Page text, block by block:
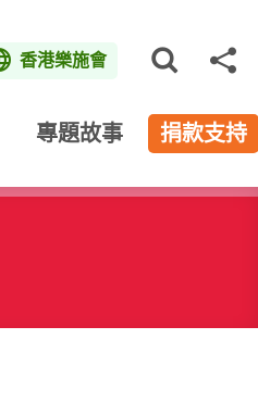
香港樂施會
專題故事 捐款支持